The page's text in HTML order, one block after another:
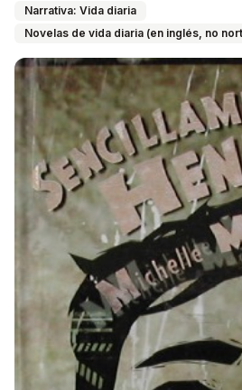
Narrativa: Vida diaria
Novelas de vida diaria (en inglés, no